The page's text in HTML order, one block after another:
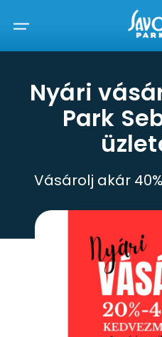
Nyári
Park
Vásárolj akár